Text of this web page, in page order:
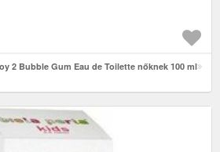
2 Bubble Gum Eau de Toilette nőknek 100 ml